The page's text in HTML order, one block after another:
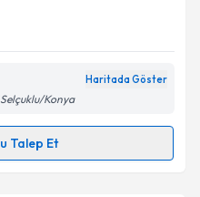
ilişkin
kabul ediyorum.
Haritada Göster
Konya
Talep Et